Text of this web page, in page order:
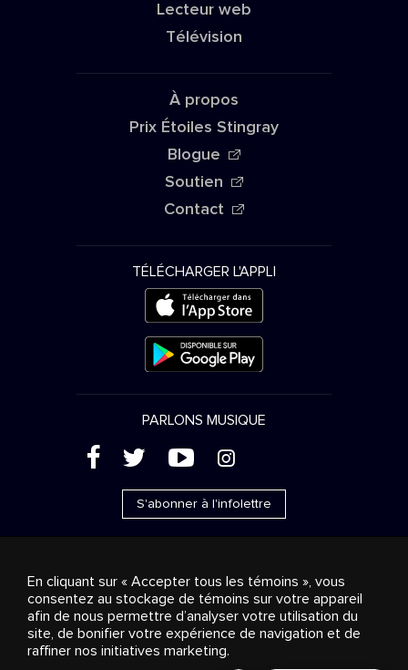
Lecteur web
Télévision
À propos
Prix Étoiles Stingray
Blogue
Soutien
Contact
TÉLÉCHARGER L'APPLI
PARLONS MUSIQUE
( ' + &
S'abonner à l'infolettre
Ventes publicitaires
Diffusion & distribution
Consommateurs
Solutions d’affaires Radio
propos
Cookies settings
En cliquant sur « Accepter tous les témoins », vous
consentez au stockage de témoins sur votre appareil
afin de nous permettre d’analyser votre utilisation du
site, de bonifier votre expérience de navigation et de
raffiner nos initiatives marketing.